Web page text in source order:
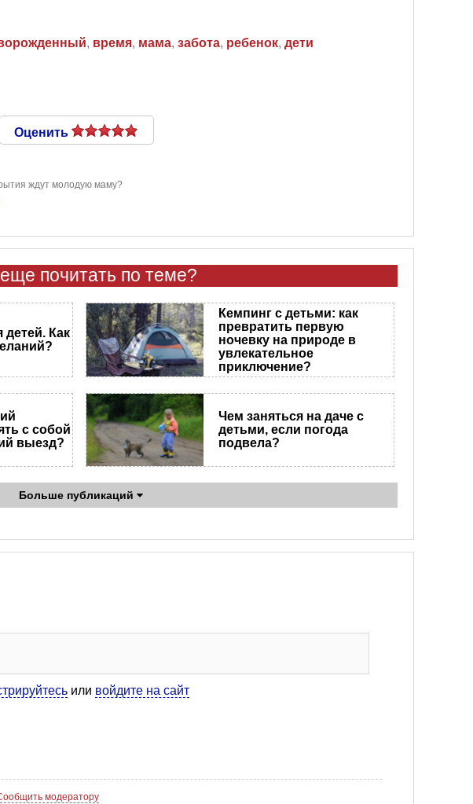
, время, мама, забота, ребенок, дети
Оценить
ждут молодую маму?
почитать по теме?
Как
Кемпинг с детьми: как
превратить первую
ночевку на природе в
увлекательное
приключение?
с собой
выезд?
Чем заняться на даче с
детьми, если погода
подвела?
Больше публикаций
или войдите на сайт
модератору